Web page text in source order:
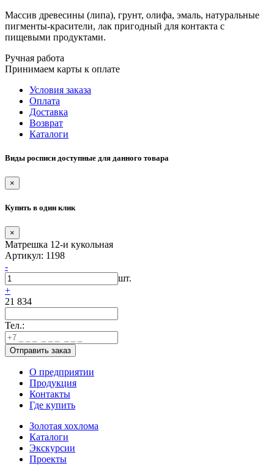
Массив древесины (липа), грунт, олифа, эмаль, натуральные
пигменты-красители, лак пригодный для контакта с
пищевыми продуктами.
Ручная работа
Принимаем карты к оплате
Условия заказа
Оплата
Доставка
Возврат
Каталоги
Виды росписи доступные для данного товара
×
Купить в один клик
×
Матрешка 12-и кукольная
Артикул: 1198
-
шт.
+
21 834
Тел.:
О предприятии
Продукция
Контакты
Где купить
Золотая хохлома
Каталоги
Экскурсии
Проекты